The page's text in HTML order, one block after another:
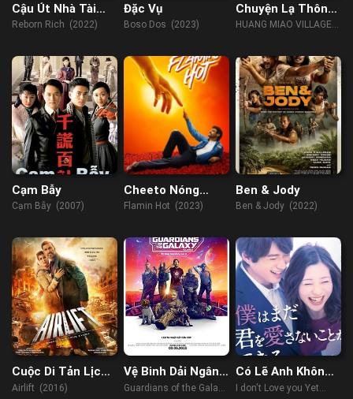
Cậu Út Nhà Tài
Phiệt
Reborn Rich (2022)
Đặc Vụ
Boso Dos (2023)
Chuyện Lạ Thôn
Hoàng Miếu
HUANG MIAO VILLAGE'S
(2023)
Cạm Bẫy
Cạm Bẫy (2007)
Cheeto Nóng
Bỏng Của Flamin
Flamin Hot (2023)
Ben & Jody
Ben & Jody (2022)
Cuộc Di Tản Lịch
Sử
Airlift (2016)
Vệ Binh Dải Ngân
Hà 3
Guardians of the Galaxy
Có Lẽ Anh Không
Thể Yêu Em
I don't Love you Yet